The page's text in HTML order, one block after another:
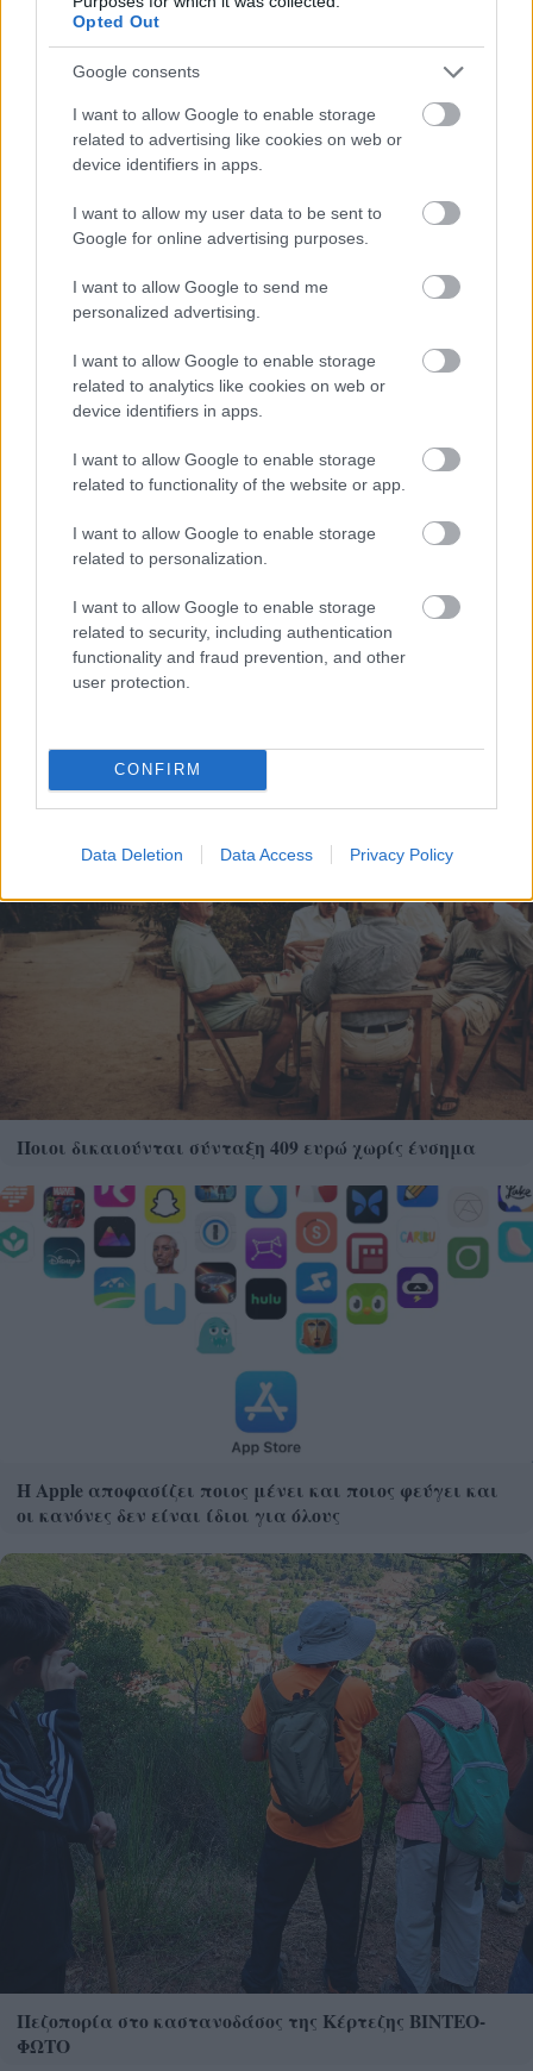
Opted Out
Google consents
I want to allow Google to enable storage
related to advertising like cookies on web or
device identifiers in apps.
I want to allow my user data to be sent to
Google for online advertising purposes.
I want to allow Google to send me
personalized advertising.
I want to allow Google to enable storage
related to analytics like cookies on web or
device identifiers in apps.
I want to allow Google to enable storage
related to functionality of the website or app.
I want to allow Google to enable storage
related to personalization.
I want to allow Google to enable storage
related to security, including authentication
functionality and fraud prevention, and other
user protection.
CONFIRM
Data Deletion Data Access Privacy Policy
μαθηματικά αινίγματα δεκαετιών
Τιμητική βράβευση του Μητροπολίτη Ιερώνυμο από
τον Σύλλογο Κλειτορολευκασίων Πατρών ΒΙΝΤΕΟ-
Ποιοι δικαιούνται σύνταξη 409 ευρώ χωρίς ένσημα
Η Apple αποφασίζει ποιος μένει και ποιος φεύγει και
οι κανόνες δεν είναι ίδιοι για όλους
Πεζοπορία στο καστανοδάσος της Κέρτεζης ΒΙΝΤΕΟ-
ΦΩΤΟ